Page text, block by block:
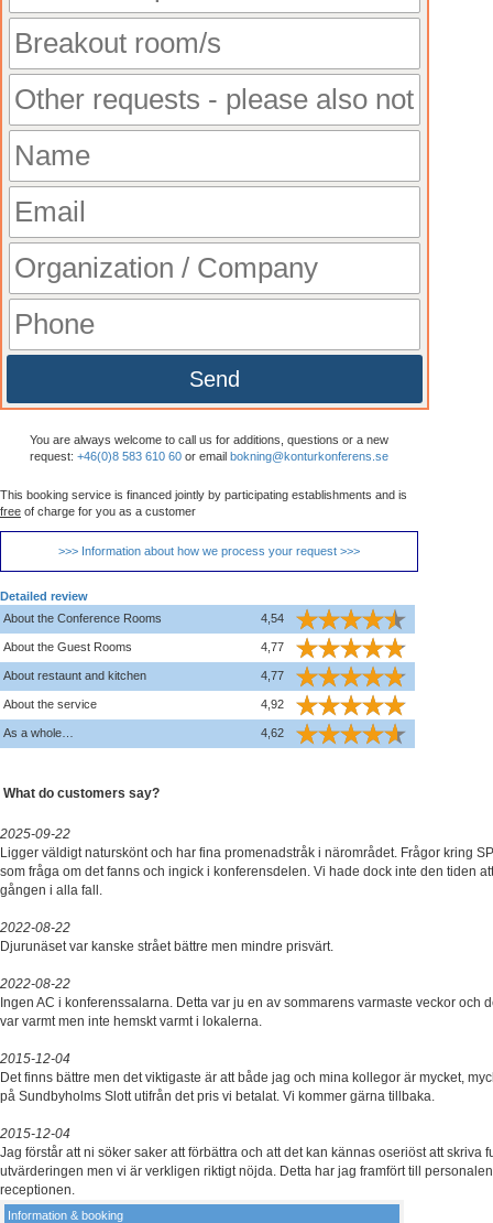
Send
You are always welcome to call us for additions, questions or a new
request: +46(0)8 583 610 60 or email bokning@konturkonferens.se
This booking service is financed jointly by participating establishments and is
free of charge for you as a customer
>>> Information about how we process your request >>>
Detailed review
About the Conference Rooms
4,54
About the Guest Rooms 4,77
About restaunt and kitchen 4,77
About the service 4,92
As a whole… 4,62
What do customers say?
2025-09-22
Ligger väldigt naturskönt och har fina promenadstråk i närområdet. Frågor kring
som fråga om det fanns och ingick i konferensdelen. Vi hade dock inte den tiden
gången i alla fall.
2022-08-22
Djurunäset var kanske strået bättre men mindre prisvärt.
2022-08-22
Ingen AC i konferenssalarna. Detta var ju en av sommarens varmaste veckor och
var varmt men inte hemskt varmt i lokalerna.
2015-12-04
Det finns bättre men det viktigaste är att både jag och mina kollegor är mycket,
på Sundbyholms Slott utifrån det pris vi betalat. Vi kommer gärna tillbaka.
2015-12-04
Jag förstår att ni söker saker att förbättra och att det kan kännas oseriöst att skriva
utvärderingen men vi är verkligen riktigt nöjda. Detta har jag framfört till
receptionen.
Information & booking